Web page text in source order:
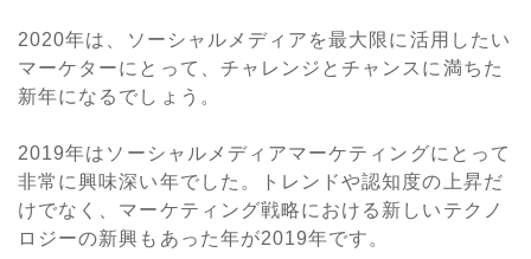
2020年は、ソーシャルメディアを最大限に活用したい
マーケターにとって、チャレンジとチャンスに満ちた
新年になるでしょう。
2019年はソーシャルメディアマーケティングにとって
非常に興味深い年でした。トレンドや認知度の上昇だ
けでなく、マーケティング戦略における新しいテクノ
ロジーの新興もあった年が2019年です。